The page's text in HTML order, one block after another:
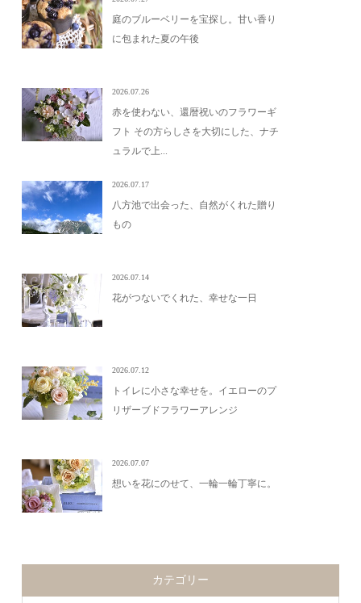
庭のブルーベリーを宝探し。甘い香り
に包まれた夏の午後
2026.07.26
赤を使わない、還暦祝いのフラワーギ
フト その方らしさを大切にした、ナチ
ュラルで上...
2026.07.17
八方池で出会った、自然がくれた贈り
もの
2026.07.14
花がつないでくれた、幸せな一日
2026.07.12
トイレに小さな幸せを。イエローのプ
リザーブドフラワーアレンジ
2026.07.07
想いを花にのせて、一輪一輪丁寧に。
カテゴリー